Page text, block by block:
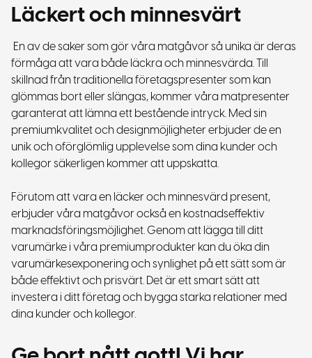
Läckert och minnesvärt
En av de saker som gör våra matgåvor så unika är deras
förmåga att vara både läckra och minnesvärda. Till
skillnad från traditionella företagspresenter som kan
glömmas bort eller slängas, kommer våra matpresenter
garanterat att lämna ett bestående intryck. Med sin
premiumkvalitet och designmöjligheter erbjuder de en
unik och oförglömlig upplevelse som dina kunder och
kollegor säkerligen kommer att uppskatta.
Förutom att vara en läcker och minnesvärd present,
erbjuder våra matgåvor också en kostnadseffektiv
marknadsföringsmöjlighet. Genom att lägga till ditt
varumärke i våra premiumprodukter kan du öka din
varumärkesexponering och synlighet på ett sätt som är
både effektivt och prisvärt. Det är ett smart sätt att
investera i ditt företag och bygga starka relationer med
dina kunder och kollegor.